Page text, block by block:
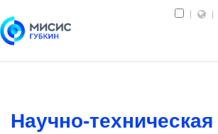
Научно-техническая